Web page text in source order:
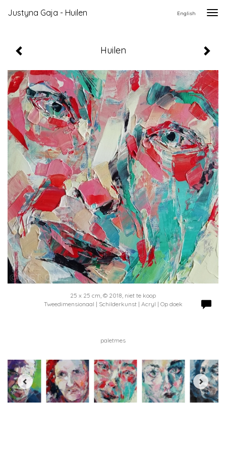
Justyna Gaja - Huilen English
Huilen
25 x 25 cm, © 2018, niet te koop
Tweedimensionaal | Schilderkunst | Acryl | Op doek
paletmes